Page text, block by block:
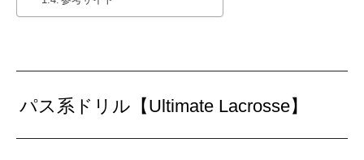
パス系ドリル【Ultimate Lacrosse】